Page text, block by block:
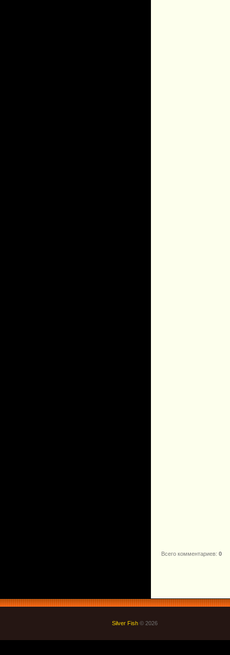
Всего комментариев: 0
Silver Fish © 2026